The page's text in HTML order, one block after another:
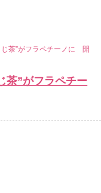
じ茶”がフラペチーノに 開
茶”がフラペチー